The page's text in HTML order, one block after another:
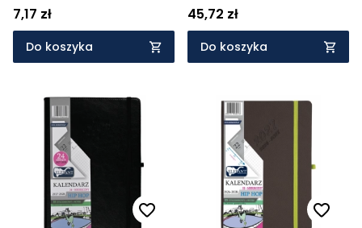
7,17 zł
Do koszyka
45,72 zł
Do koszyka